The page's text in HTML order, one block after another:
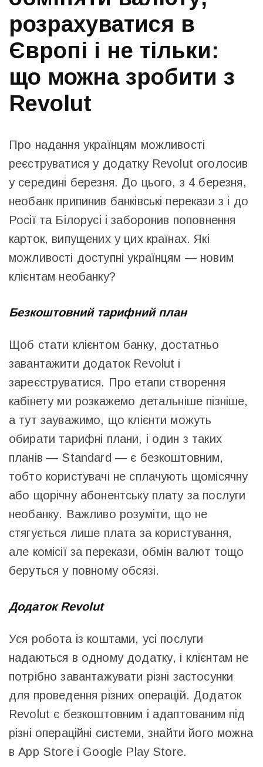
розрахуватися в
Європі і не тільки:
що можна зробити з
Revolut
Про надання українцям можливості
реєструватися у додатку Revolut оголосив
у середині березня. До цього, з 4 березня,
необанк припинив банківські перекази з і до
Росії та Білорусі і заборонив поповнення
карток, випущених у цих країнах. Які
можливості доступні українцям — новим
клієнтам необанку?
Безкоштовний тарифний план
Щоб стати клієнтом банку, достатньо
завантажити додаток Revolut і
зареєструватися. Про етапи створення
кабінету ми розкажемо детальніше пізніше,
а тут зауважимо, що клієнти можуть
обирати тарифні плани, і один з таких
планів — Standard — є безкоштовним,
тобто користувачі не сплачують щомісячну
або щорічну абонентську плату за послуги
необанку. Важливо розуміти, що не
стягується лише плата за користування,
але комісії за перекази, обмін валют тощо
беруться у повному обсязі.
Додаток Revolut
Уся робота із коштами, усі послуги
надаються в одному додатку, і клієнтам не
потрібно завантажувати різні застосунки
для проведення різних операцій. Додаток
Revolut є безкоштовним і адаптованим під
різні операційні системи, знайти його можна
в App Store і Google Play Store.